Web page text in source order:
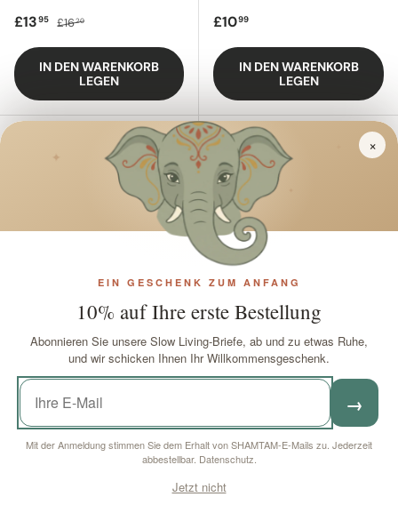
Verkaufspreis
£1395 Regulärer Preis
£1620
IN DEN WARENKORB
LEGEN
Regulärer Preis
£1099
IN DEN WARENKORB
LEGEN
Hanfbestickte
Pilztasche – Nepal
Verkaufspreis
£25 £30
IN DEN WARENKORB
Hanftasche Für Telefon
Und Tabak Himalaya
Regulärer Preis
£10
IN DEN WARENKORB
×
✦
EIN GESCHENK ZUM ANFANG
10% auf Ihre erste Bestellung
Abonnieren Sie unsere Slow Living-Briefe, ab und zu etwas Ruhe,
und wir schicken Ihnen Ihr Willkommensgeschenk.
→
Mit der Anmeldung stimmen Sie dem Erhalt von SHAMTAM-E-Mails zu. Jederzeit
abbestellbar. Datenschutz
Jetzt nicht